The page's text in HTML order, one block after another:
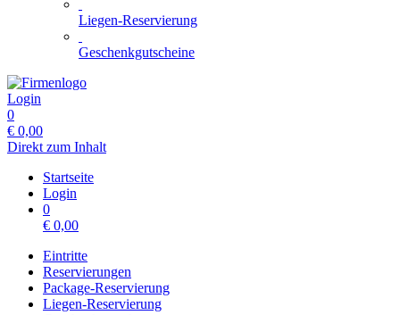
Liegen-Reservierung
Geschenkgutscheine
Login
0
€ 0,00
Direkt zum Inhalt
Startseite
Login
0
€ 0,00
Eintritte
Reservierungen
Package-Reservierung
Liegen-Reservierung